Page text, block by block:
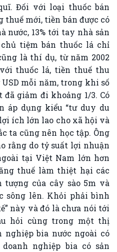
Đối với loại thuốc bán
thuế mới, tiền bán được có
nước, 13% tới tay nhà sản
tiệm bán thuốc lá chỉ
là thí dụ, từ năm 2002
thuốc lá, tiền thuế thu
mỗi năm, trong khi số
giảm đi khoảng 1/3. Có
áp dụng kiểu “tư duy du
ích lớn lao cho xã hội và
ta cũng nên học tập. Ông
rằng do tỷ suất lợi nhuận
tại Việt Nam lớn hơn
thuế làm thiệt hại các
của cây sào 5m và
sông lên. Khỏi phải bình
này và đó là chưa nói tới
hỏi cùng trong một thị
nghiệp bia nước ngoài có
nghiệp bia có sản